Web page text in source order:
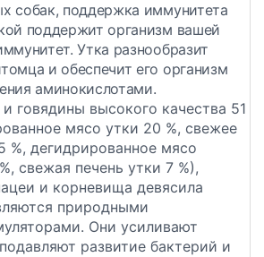
собак, поддержка иммунитета
поддержит организм вашей
Утка разнообразит
и обеспечит его организм
аминокислотами.
говядины высокого качества 51
мясо утки 20 %, свежее
%, дегидрированное мясо
свежая печень утки 7 %),
и корневища девясила
природными
Они усиливают
развитие бактерий и